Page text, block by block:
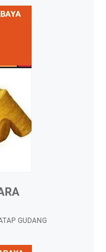
GUDANG